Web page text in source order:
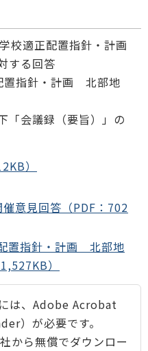
校適正配置指針・計画
する回答
置指針・計画 北部地
「会議録（要旨）」の
）
催意見回答（PDF：702
置指針・計画 北部地
）
は、Adobe Acrobat
）が必要です。
から無償でダウンロー